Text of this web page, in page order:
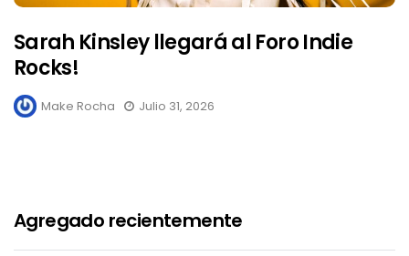
Sarah Kinsley llegará al Foro Indie
Rocks!
Make Rocha Julio 31, 2026
Agregado recientemente